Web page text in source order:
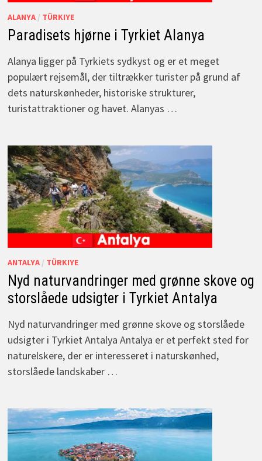
ALANYA/ TÜRKIYE
Paradisets hjørne i Tyrkiet Alanya
Alanya ligger på Tyrkiets sydkyst og er et meget
populært rejsemål, der tiltrækker turister på grund af
dets naturskønheder, historiske strukturer,
turistattraktioner og havet. Alanyas …
ANTALYA/ TÜRKIYE
Nyd naturvandringer med grønne skove og
storslåede udsigter i Tyrkiet Antalya
Nyd naturvandringer med grønne skove og storslåede
udsigter i Tyrkiet Antalya Antalya er et perfekt sted for
naturelskere, der er interesseret i naturskønhed,
storslåede landskaber …